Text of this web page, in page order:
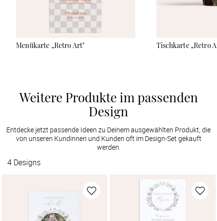
Menükarte „Retro Art" Tischkarte „Retro
Weitere Produkte im passenden
Design
Entdecke jetzt passende Ideen zu Deinem ausgewählten Produkt, die
von unseren Kundinnen und Kunden oft im Design-Set gekauft
werden.
4 Designs